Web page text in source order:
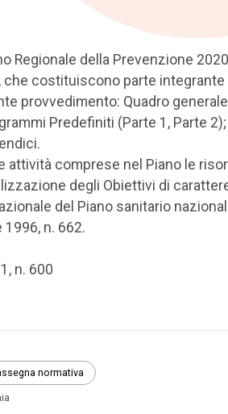
Regionale della Prevenzione
che costituiscono parte integrante
provvedimento: Quadro generale
Predefiniti (Parte 1, Parte 2);
attività comprese nel Piano le
degli Obiettivi di
del Piano sanitario
n. 662.
n. 600
normativa